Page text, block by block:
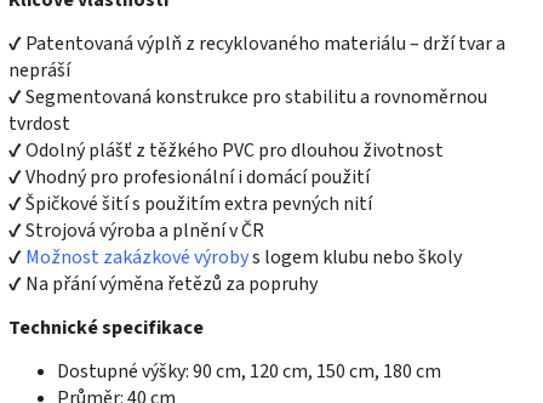
✔ Patentovaná výplň z recyklovaného materiálu – drží tvar a
nepráší
✔ Segmentovaná konstrukce pro stabilitu a rovnoměrnou
tvrdost
✔ Odolný plášť z těžkého PVC pro dlouhou životnost
✔ Vhodný pro profesionální i domácí použití
✔ Špičkové šití s použitím extra pevných nití
✔ Strojová výroba a plnění v ČR
✔Možnost zakázkové výrobys logem klubu nebo školy
✔ Na přání výměna řetězů za popruhy
Technické specifikace
Dostupné výšky: 90 cm, 120 cm, 150 cm, 180 cm